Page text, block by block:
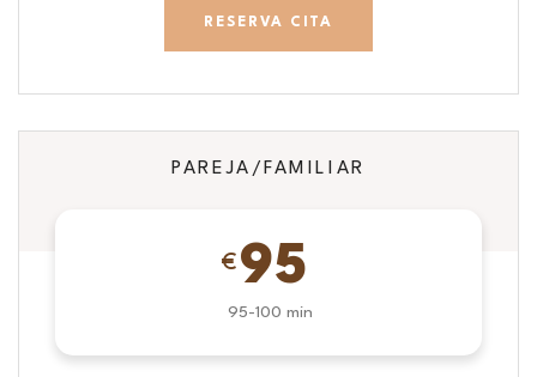
RESERVA CITA
PAREJA/FAMILIAR
€ 95
95-100 min